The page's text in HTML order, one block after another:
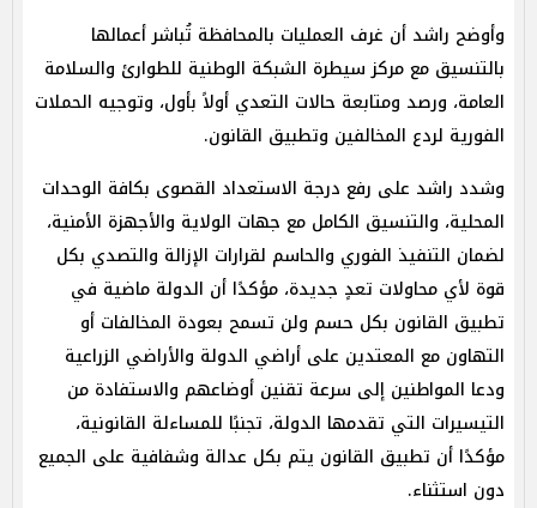
وأوضح راشد أن غرف العمليات بالمحافظة تُباشر أعمالها
بالتنسيق مع مركز سيطرة الشبكة الوطنية للطوارئ والسلامة
العامة، ورصد ومتابعة حالات التعدي أولاً بأول، وتوجيه الحملات
الفورية لردع المخالفين وتطبيق القانون.
وشدد راشد على رفع درجة الاستعداد القصوى بكافة الوحدات
المحلية، والتنسيق الكامل مع جهات الولاية والأجهزة الأمنية،
لضمان التنفيذ الفوري والحاسم لقرارات الإزالة والتصدي بكل
قوة لأي محاولات تعدٍ جديدة، مؤكدًا أن الدولة ماضية في
تطبيق القانون بكل حسم ولن تسمح بعودة المخالفات أو
التهاون مع المعتدين على أراضي الدولة والأراضي الزراعية
ودعا المواطنين إلى سرعة تقنين أوضاعهم والاستفادة من
التيسيرات التي تقدمها الدولة، تجنبًا للمساءلة القانونية،
مؤكدًا أن تطبيق القانون يتم بكل عدالة وشفافية على الجميع
دون استثناء.